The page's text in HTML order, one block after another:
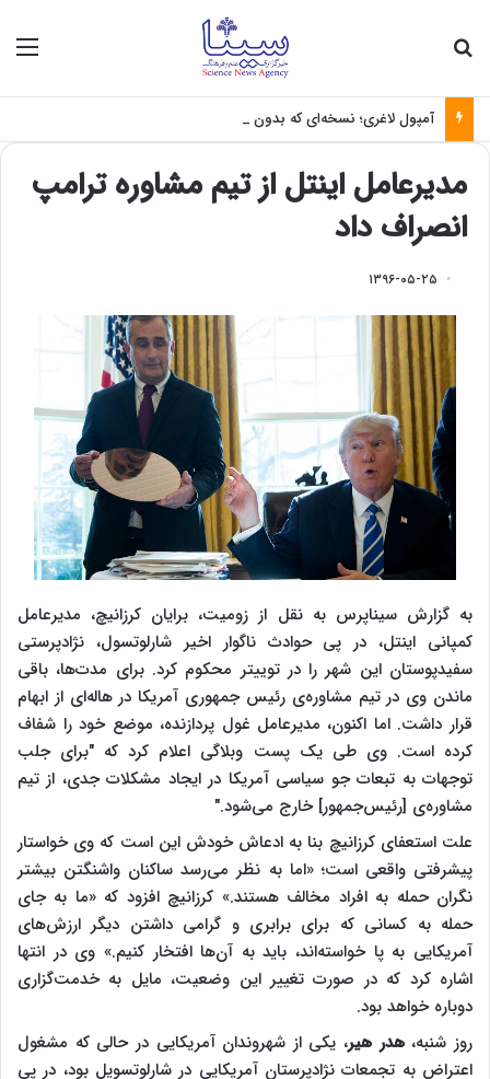
آمپول لاغری؛ نسخه‌ای که بدون تغذیه خطرناک می‌شود
مدیرعامل اینتل از تیم مشاوره ترامپ
انصراف داد
۱۳۹۶-۰۵-۲۵
به گزارش سیناپرس به نقل از زومیت، برایان کرزانیچ، مدیرعامل
کمپانی اینتل، در پی حوادث ناگوار اخیر شارلوتسول، نژادپرستی
سفیدپوستان این شهر را در توییتر محکوم کرد. برای مدت‌ها، باقی
ماندن وی در تیم مشاوره‌ی رئیس جمهوری آمریکا در هاله‌ای از ابهام
قرار داشت. اما اکنون، مدیرعامل غول پردازنده، موضع خود را شفاف
کرده است. وی طی یک پست وبلاگی اعلام کرد که "برای جلب
توجهات به تبعات جو سیاسی آمریکا در ایجاد مشکلات جدی، از تیم
مشاوره‌‌ی [رئیس‌جمهور] خارج می‌شود."
علت استعفای کرزانیچ بنا به ادعاش خودش این است که وی خواستار
پیشرفتی واقعی است؛ «اما به نظر می‌رسد ساکنان واشنگتن بیشتر
نگران حمله به افراد مخالف هستند.» کرزانیچ افزود که «ما به جای
حمله به کسانی که برای برابری و گرامی داشتن دیگر ارزش‌های
آمریکایی به پا خواسته‌اند، باید به آن‌ها افتخار کنیم.» وی در انتها
اشاره کرد که در صورت تغییر این وضعیت، مایل به خدمت‌گزاری
دوباره خواهد بود.
روز شنبه،هدر هیر، یکی از شهروندان آمریکایی در حالی که مشغول
اعتراض به تجمعات نژادپرستان آمریکایی در شارلوتسویل بود، در پی